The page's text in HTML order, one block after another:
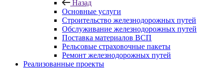
Назад
Основные услуги
Строительство железнодорожных путей
Обслуживание железнодорожных путей
Поставка материалов ВСП
Рельсовые страховочные пакеты
Ремонт железнодорожных путей
Реализованные проекты